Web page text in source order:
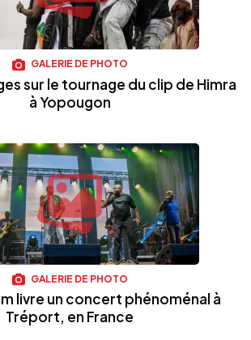
GALERIE DE PHOTO
sur le tournage du clip de Himra
à Yopougon
GALERIE DE PHOTO
livre un concert phénoménal à
Tréport, en France